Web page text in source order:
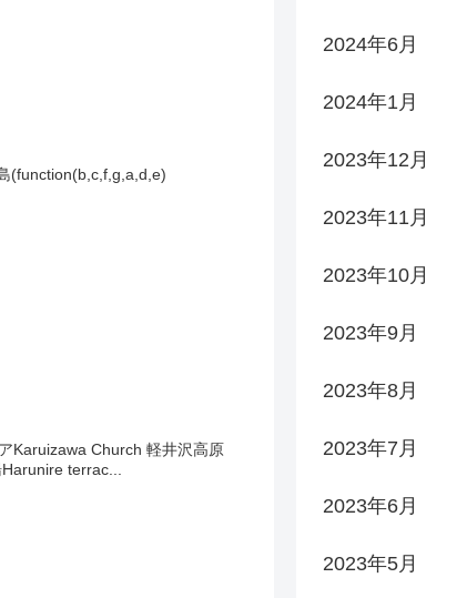
(function(b,c,f,g,a,d,e)
Karuizawa Church 軽井沢高原
terrac...
2024年6月
2024年1月
2023年12月
2023年11月
2023年10月
2023年9月
2023年8月
2023年7月
2023年6月
2023年5月